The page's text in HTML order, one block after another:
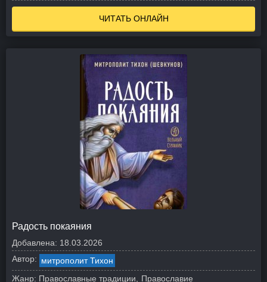
ЧИТАТЬ ОНЛАЙН
Радость покаяния
Добавлена: 18.03.2026
Автор: митрополит Тихон
Жанр: Православные традиции Православие